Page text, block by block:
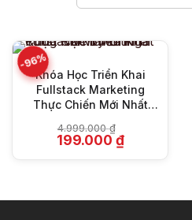
-96%
Khóa Học Triển Khai
Fullstack Marketing
Thực Chiến Mới Nhất
4.999.000₫
Giá
gốc
199.000 ₫Giá
hiện